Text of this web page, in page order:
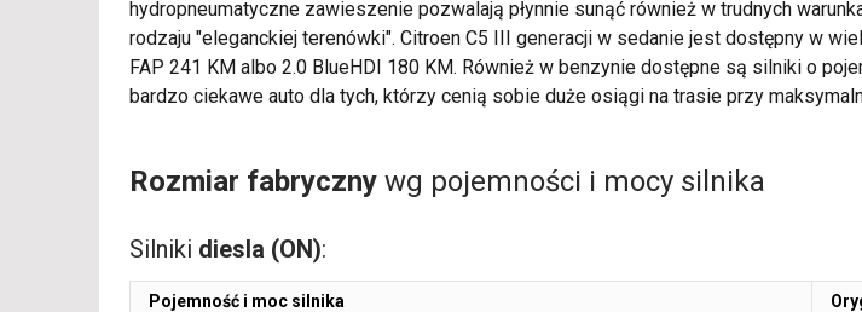
hydropneumatyczne zawieszenie pozwalają płynnie sunąć również w trudnych
rodzaju "eleganckiej terenówki". Citroen C5 III generacji w sedanie jest dostępny w
FAP 241 KM albo 2.0 BlueHDI 180 KM. Również w benzynie dostępne są silniki o
bardzo ciekawe auto dla tych, którzy cenią sobie duże osiągi na trasie przy
Rozmiar fabryczny wg pojemności i mocy silnika
Silniki diesla (ON):
Pojemność i moc silnika